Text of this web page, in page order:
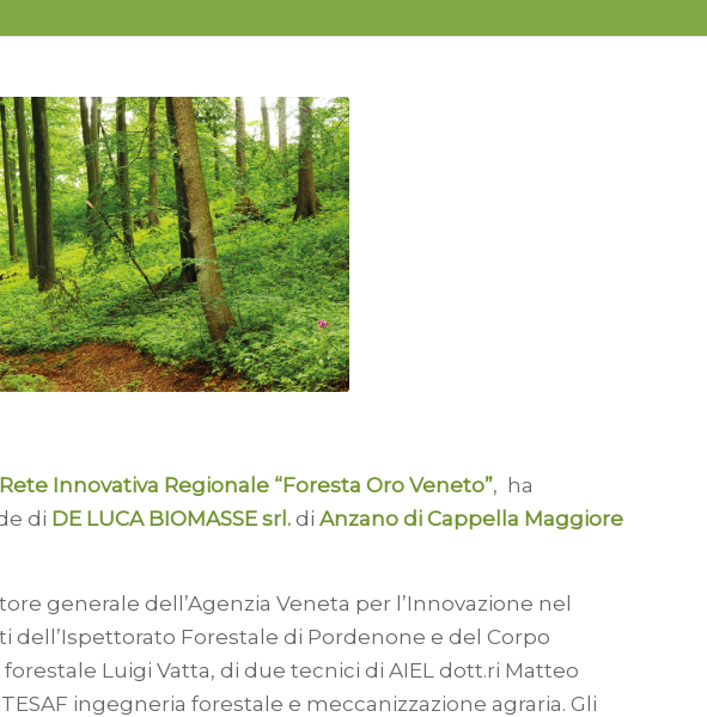
Innovativa Regionale “Foresta Oro Veneto”, ha
di DE LUCA BIOMASSE srl. di Anzano di Cappella Maggiore
generale dell’Agenzia Veneta per l’Innovazione nel
dell’Ispettorato Forestale di Pordenone e del Corpo
Luigi Vatta, di due tecnici di AIEL dott.ri Matteo
ingegneria forestale e meccanizzazione agraria. Gli